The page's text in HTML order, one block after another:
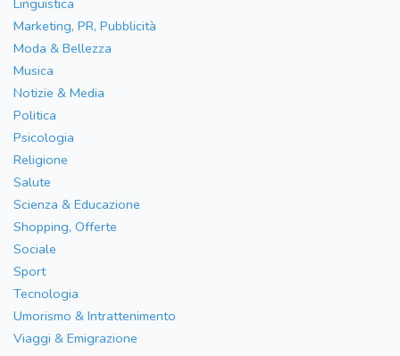
Linguistica
Marketing, PR, Pubblicità
Moda & Bellezza
Musica
Notizie & Media
Politica
Psicologia
Religione
Salute
Scienza & Educazione
Shopping, Offerte
Sociale
Sport
Tecnologia
Umorismo & Intrattenimento
Viaggi & Emigrazione